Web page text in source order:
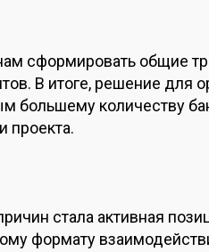
сформировать общие
В итоге, решение для
большему количеству
проекта.
стала активная
формату